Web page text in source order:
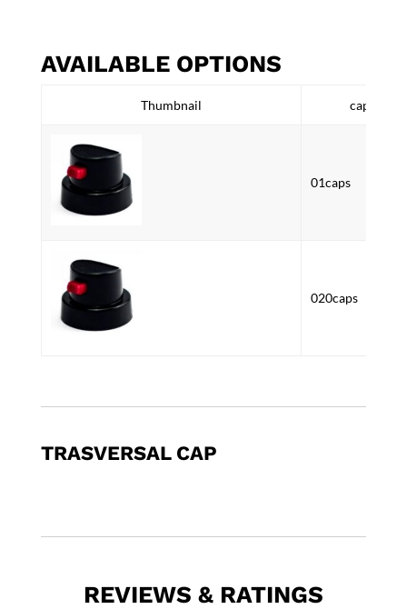
AVAILABLE OPTIONS
Thumbnail caps
01caps
020caps
TRASVERSAL CAP
REVIEWS & RATINGS